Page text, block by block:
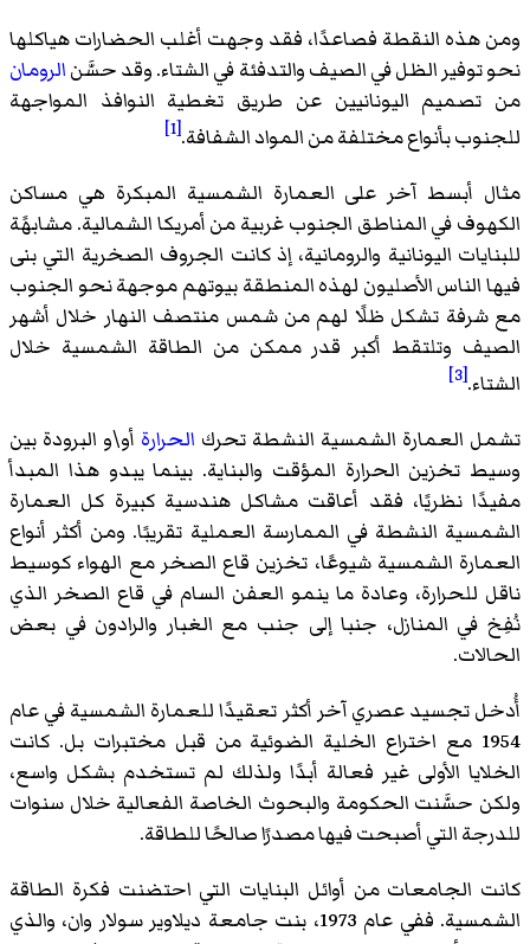
ومن هذه النقطة فصاعدًا، فقد وجهت أغلب الحضارات هياكلها
نحو توفير الظل في الصيف والتدفئة في الشتاء. وقد حسَّنالرومان
من تصميم اليونانيين عن طريق تغطية النوافذ المواجهة
للجنوب بأنواع مختلفة من المواد الشفافة.[1]
مثال أبسط آخر على العمارة الشمسية المبكرة هي مساكن
الكهوف في المناطق الجنوب غربية من أمريكا الشمالية. مشابهًة
للبنايات اليونانية والرومانية، إذ كانت الجروف الصخرية التي بنى
فيها الناس الأصليون لهذه المنطقة بيوتهم موجهة نحو الجنوب
مع شرفة تشكل ظلًا لهم من شمس منتصف النهار خلال أشهر
الصيف وتلتقط أكبر قدر ممكن من الطاقة الشمسية خلال
الشتاء.[3]
تشمل العمارة الشمسية النشطة تحرك الحرارة أو\و البرودة بين
وسيط تخزين الحرارة المؤقت والبناية. بينما يبدو هذا المبدأ
مفيدًا نظريًا، فقد أعاقت مشاكل هندسية كبيرة كل العمارة
الشمسية النشطة في الممارسة العملية تقريبًا. ومن أكثر أنواع
العمارة الشمسية شيوعًا، تخزين قاع الصخر مع الهواء كوسيط
ناقل للحرارة، وعادة ما ينمو العفن السام في قاع الصخر الذي
نُفِخ في المنازل، جنبا إلى جنب مع الغبار والرادون في بعض
الحالات.
أُدخل تجسيد عصري آخر أكثر تعقيدًا للعمارة الشمسية في عام
1954 مع اختراع الخلية الضوئية من قبل مختبرات بل. كانت
الخلايا الأولى غير فعالة أبدًا ولذلك لم تستخدم بشكل واسع،
ولكن حسَّنت الحكومة والبحوث الخاصة الفعالية خلال سنوات
للدرجة التي أصبحت فيها مصدرًا صالحًا للطاقة.
كانت الجامعات من أوائل البنايات التي احتضنت فكرة الطاقة
الشمسية. ففي عام 1973، بنت جامعة ديلاوير سولار وان، والذي